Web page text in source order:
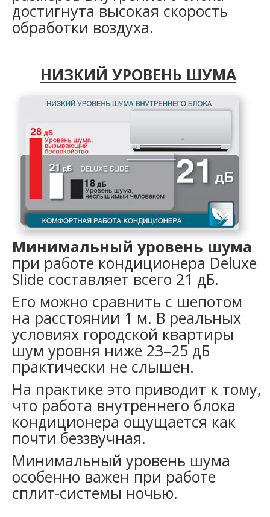
достигнута высокая скорость
обработки воздуха.
НИЗКИЙ УРОВЕНЬ ШУМА
Минимальный уровень шума
при работе кондиционера Deluxe
Slide составляет всего 21 дБ.
Его можно сравнить с шепотом
на расстоянии 1 м. В реальных
условиях городской квартиры
шум уровня ниже 23–25 дБ
практически не слышен.
На практике это приводит к тому,
что работа внутреннего блока
кондиционера ощущается как
почти беззвучная.
Минимальный уровень шума
особенно важен при работе
сплит-системы ночью.